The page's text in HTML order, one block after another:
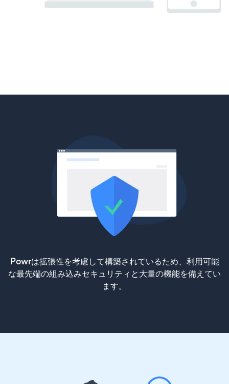
Powrは拡張性を考慮して構築されているため、利用可能
な最先端の組み込みセキュリティと大量の機能を備えてい
ます。